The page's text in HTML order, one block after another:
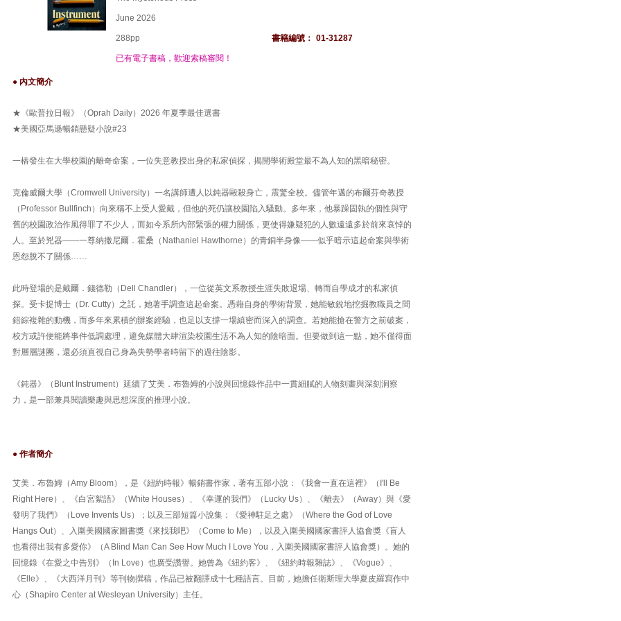
June 2026
288pp 書籍編號： 01-31287
已有電子書稿，歡迎索稿審閱！
● 內文簡介
★《歐普拉日報》（Oprah Daily）2026 年夏季最佳選書
★美國亞馬遜暢銷懸疑小說#23
一樁發生在大學校園的離奇命案，一位失意教授出身的私家偵探，揭開學術殿堂最不為人知的黑暗秘密。
克倫威爾大學（Cromwell University）一名講師遭人以鈍器毆殺身亡，震驚全校。儘管年邁的布爾芬奇教授
（Professor Bullfinch）向來稱不上受人愛戴，但他的死仍讓校園陷入騷動。多年來，他暴躁固執的個性與守
舊的校園政治作風得罪了不少人，而如今系所內部緊張的權力關係，更使得嫌疑犯的人數遠遠多於前來哀悼的
人。至於兇器——一尊納撒尼爾．霍桑（Nathaniel Hawthorne）的青銅半身像——似乎暗示這起命案與學術
恩怨脫不了關係……
此時登場的是戴爾．錢德勒（Dell Chandler），一位從英文系教授生涯失敗退場、轉而自學成才的私家偵
探。受卡提博士（Dr. Cutty）之託，她著手調查這起命案。憑藉自身的學術背景，她能敏銳地挖掘教職員之間
錯綜複雜的動機，而多年來累積的辦案經驗，也足以支撐一場縝密而深入的調查。若她能搶在警方之前破案，
校方或許便能將事件低調處理，避免媒體大肆渲染校園生活不為人知的陰暗面。但要做到這一點，她不僅得面
對層層謎團，還必須直視自己身為失勢學者時留下的過往陰影。
《鈍器》（Blunt Instrument）延續了艾美．布魯姆的小說與回憶錄作品中一貫細膩的人物刻畫與深刻洞察
力，是一部兼具閱讀樂趣與思想深度的推理小說。
● 作者簡介
艾美．布魯姆（Amy Bloom），是《紐約時報》暢銷書作家，著有五部小說：《我會一直在這裡》（I'll Be
Right Here）、《白宮絮語》（White Houses）、《幸運的我們》（Lucky Us）、《離去》（Away）與《愛
發明了我們》（Love Invents Us）；以及三部短篇小說集：《愛神駐足之處》（Where the God of Love
Hangs Out）、入圍美國國家圖書獎《來找我吧》（Come to Me），以及入圍美國國家書評人協會獎《盲人
也看得出我有多愛你》（A Blind Man Can See How Much I Love You，入圍美國國家書評人協會獎）。她的
回憶錄《在愛之中告別》（In Love）也廣受讚譽。她曾為《紐約客》、《紐約時報雜誌》、《Vogue》、
《Elle》、《大西洋月刊》等刊物撰稿，作品已被翻譯成十七種語言。目前，她擔任衛斯理大學夏皮羅寫作中
心（Shapiro Center at Wesleyan University）主任。